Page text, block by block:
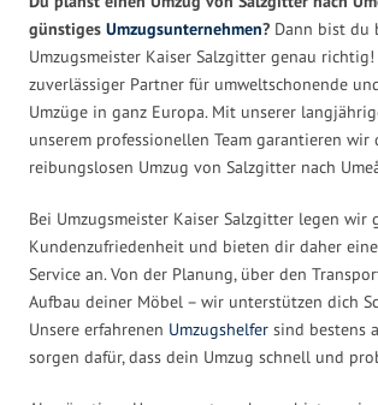
günstiges Umzugsunternehmen? Dann bist du
Umzugsmeister Kaiser Salzgitter genau
zuverlässiger Partner für umweltschonende
Umzüge in ganz Europa. Mit unserer
unserem professionellen Team garantieren wir
reibungslosen Umzug von Salzgitter nach
Bei Umzugsmeister Kaiser Salzgitter legen wir
Kundenzufriedenheit und bieten dir daher
Service an. Von der Planung, über den
Aufbau deiner Möbel – wir unterstützen dich
Unsere erfahrenen Umzugshelfer sind bestens
sorgen dafür, dass dein Umzug schnell und